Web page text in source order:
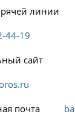
линии
44-19
сайт
почта